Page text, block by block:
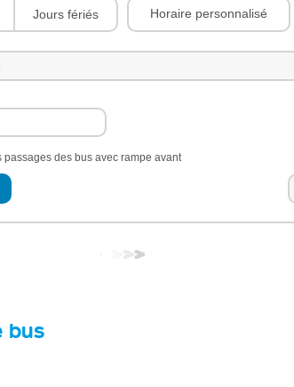
Jours fériés Horaire personnalisé
passages des bus avec rampe avant
bus